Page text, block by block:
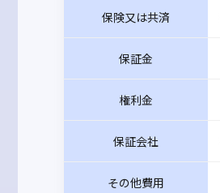
保険又は共済
保証金
権利金
保証会社
その他費用